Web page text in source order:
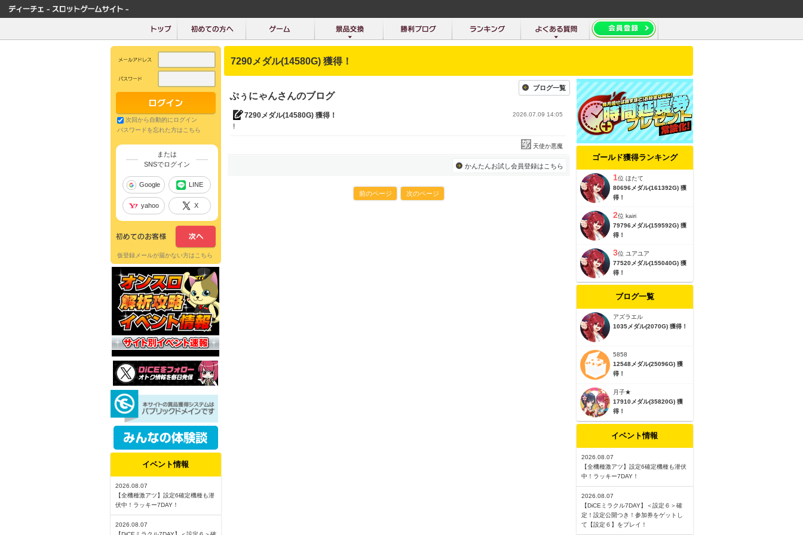
7290メダル(14580G) 獲得！
ぷぅにゃんさんのブログ
ブログ一覧
7290メダル(14580G) 獲得！ 2026.07.09 14:05
!
天使か悪魔
かんたんお試し会員登録はこちら
前のページ 次のページ
ゴールド獲得ランキング
1位 ほたて
80696メダル(161392G) 獲
得！
2位 kairi
79796メダル(159592G) 獲
得！
3位 ユアユア
77520メダル(155040G) 獲
得！
ブログ一覧
アズラエル
1035メダル(2070G) 獲得！
5858
12548メダル(25096G) 獲
得！
月子★
17910メダル(35820G) 獲
得！
イベント情報
2026.08.07
【全機種激アツ】設定6確定機種も潜伏
中！ラッキー7DAY！
2026.08.07
【DiCEミラクル7DAY】＜設定６＞確
定！設定公開つき！参加券をゲットし
て【設定６】をプレイ！
次回から自動的にログイン
パスワードを忘れた方はこちら
または
SNSでログイン
Google LINE
yahoo X
仮登録メールが届かない方はこちら
イベント情報
2026.08.07
【全機種激アツ】設定6確定機種も潜
伏中！ラッキー7DAY！
2026.08.07